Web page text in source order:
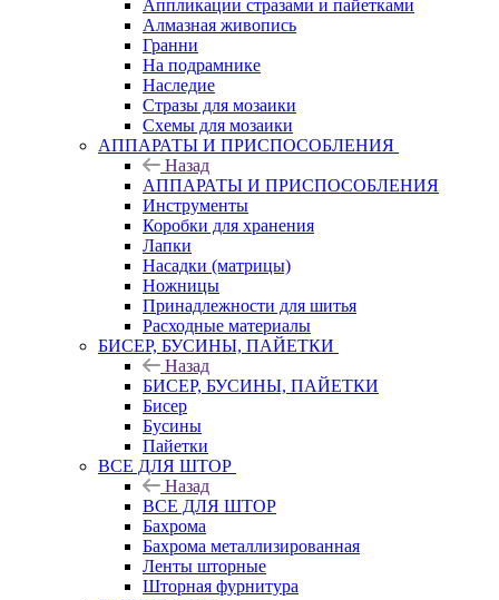
Аппликации стразами и пайетками
Алмазная живопись
Гранни
На подрамнике
Наследие
Стразы для мозаики
Схемы для мозаики
АППАРАТЫ И ПРИСПОСОБЛЕНИЯ
Назад
АППАРАТЫ И ПРИСПОСОБЛЕНИЯ
Инструменты
Коробки для хранения
Лапки
Насадки (матрицы)
Ножницы
Принадлежности для шитья
Расходные материалы
БИСЕР, БУСИНЫ, ПАЙЕТКИ
Назад
БИСЕР, БУСИНЫ, ПАЙЕТКИ
Бисер
Бусины
Пайетки
ВСЕ ДЛЯ ШТОР
Назад
ВСЕ ДЛЯ ШТОР
Бахрома
Бахрома металлизированная
Ленты шторные
Шторная фурнитура